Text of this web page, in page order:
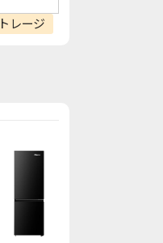
レージ